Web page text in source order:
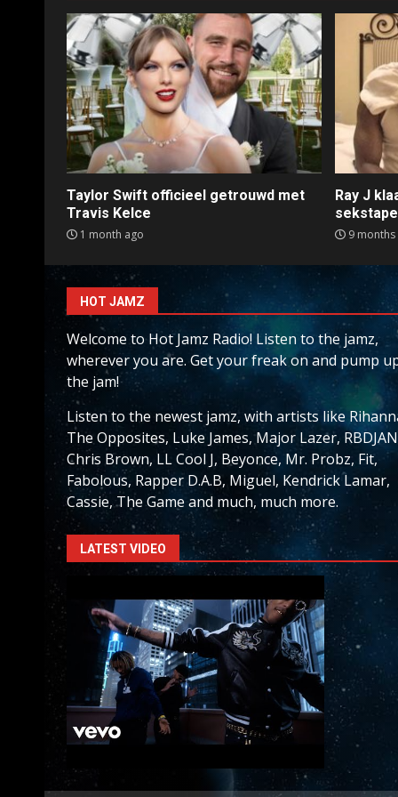
Taylor Swift officieel getrouwd met
Travis Kelce
1 month ago
Ray J
sekstape
9 months
HOT JAMZ
Welcome to Hot Jamz Radio! Listen to the jamz,
wherever you are. Get your freak on and pump
the jam!
Listen to the newest jamz, with artists like
The Opposites, Luke James, Major Lazer,
Chris Brown, LL Cool J, Beyonce, Mr. Probz, Fit,
Fabolous, Rapper D.A.B, Miguel, Kendrick Lamar,
Cassie, The Game and much, much more.
LATEST VIDEO